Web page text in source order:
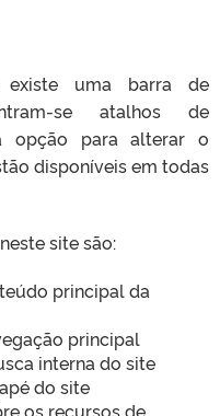
uma barra de
se atalhos de
opção para alterar o
disponíveis em todas
site são:
principal da
principal
interna do site
do site
os recursos de